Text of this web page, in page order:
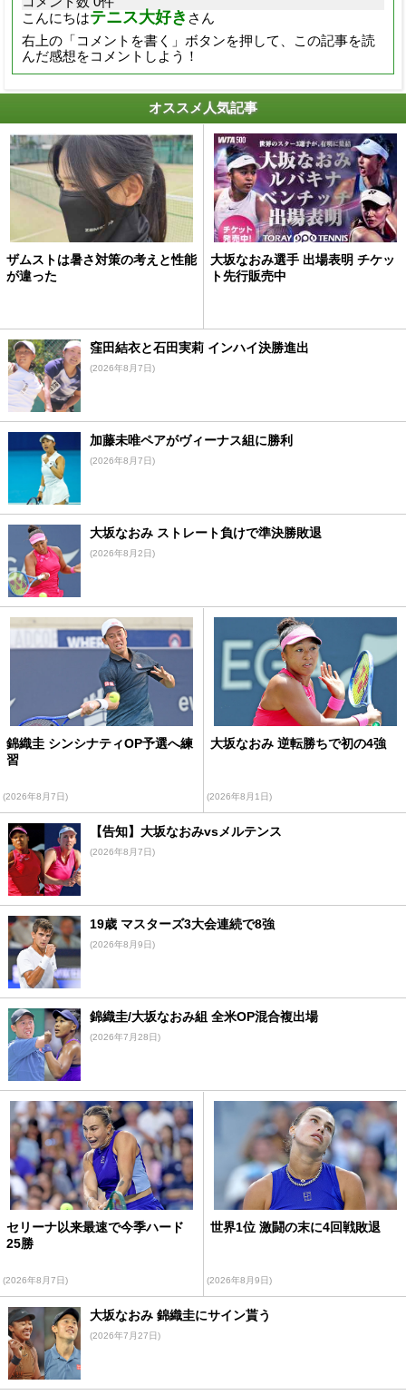
こんにちはテニス大好き さん
右上の「コメントを書く」ボタンを押して、この記事を読
んだ感想をコメントしよう！
オススメ人気記事
ザムストは暑さ対策の考えと性能
が違った
大坂なおみ選手 出場表明 チケッ
ト先行販売中
窪田結衣と石田実莉 インハイ決勝進出
(2026年8月7日)
加藤未唯ペアがヴィーナス組に勝利
(2026年8月7日)
大坂なおみ ストレート負けで準決勝敗退
(2026年8月2日)
錦織圭 シンシナティOP予選へ練
習
(2026年8月7日)
大坂なおみ 逆転勝ちで初の4強
(2026年8月1日)
【告知】大坂なおみvsメルテンス
(2026年8月7日)
19歳 マスターズ3大会連続で8強
(2026年8月9日)
錦織圭/大坂なおみ組 全米OP混合複出場
(2026年7月28日)
セリーナ以来最速で今季ハード
25勝
(2026年8月7日)
世界1位 激闘の末に4回戦敗退
(2026年8月9日)
大坂なおみ 錦織圭にサイン貰う
(2026年7月27日)